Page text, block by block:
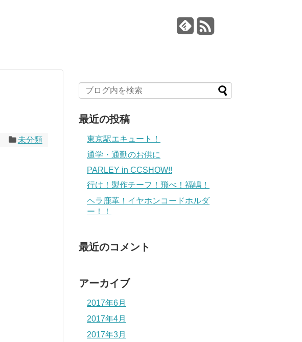
未分類
最近の投稿
東京駅エキュート！
通学・通勤のお供に
PARLEY in CCSHOW!!
行け！製作チーフ！飛べ！福嶋！
ヘラ鹿革！イヤホンコードホルダ
ー！！
最近のコメント
アーカイブ
2017年6月
2017年4月
2017年3月